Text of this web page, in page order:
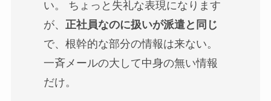
い。 ちょっと失礼な表現になります
が、 正社員なのに扱いが派遣と同じ
で、根幹的な部分の情報は来ない。
一斉メールの大して中身の無い情報
だけ。